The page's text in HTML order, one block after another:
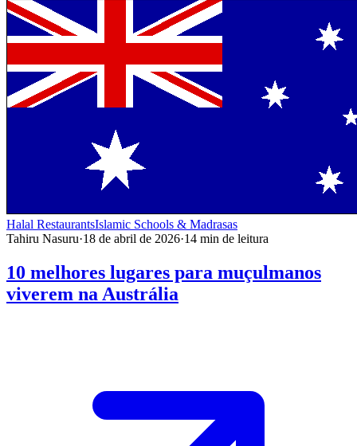
Halal RestaurantsIslamic Schools & Madrasas
Tahiru Nasuru·18 de abril de 2026·14 min de leitura
10 melhores lugares para muçulmanos
viverem na Austrália